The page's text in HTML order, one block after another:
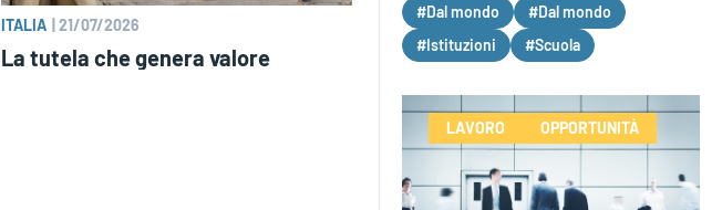
ITALIA |21/07/2026
La tutela che genera valore
#Dal mondo
#Dal mondo
#Istituzioni
#Scuola
LAVORO OPPORTUNITÀ